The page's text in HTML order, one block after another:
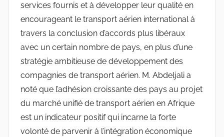
services fournis et à développer leur qualité en
encourageant le transport aérien international à
travers la conclusion d’accords plus libéraux
avec un certain nombre de pays, en plus d’une
stratégie ambitieuse de développement des
compagnies de transport aérien. M. Abdeljali a
noté que l’adhésion croissante des pays au projet
du marché unifié de transport aérien en Afrique
est un indicateur positif qui incarne la forte
volonté de parvenir à l’intégration économique